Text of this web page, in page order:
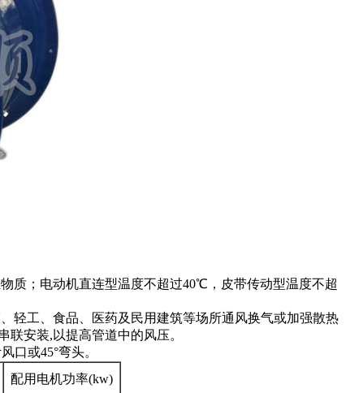
质；电动机直连型温度不超过40℃，皮带传动型温度不超
轻工、食品、医药及民用建筑等场所通风换气或加强散热
安装,以提高管道中的风压。
口或45°弯头。
配用电机功率(kw)